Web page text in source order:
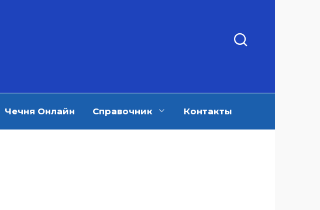
Чечня Онлайн Справочник Контакты